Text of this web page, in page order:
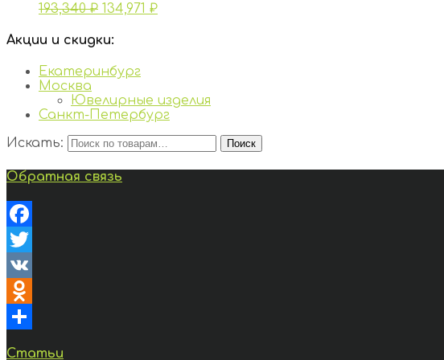
193,340₽ 134,971 ₽
Акции и скидки:
Екатеринбург
Москва
Ювелирные изделия
Санкт-Петербург
Искать:
Поиск
Обратная связь
Facebook
Twitter
VK
Odnoklassniki
Статьи